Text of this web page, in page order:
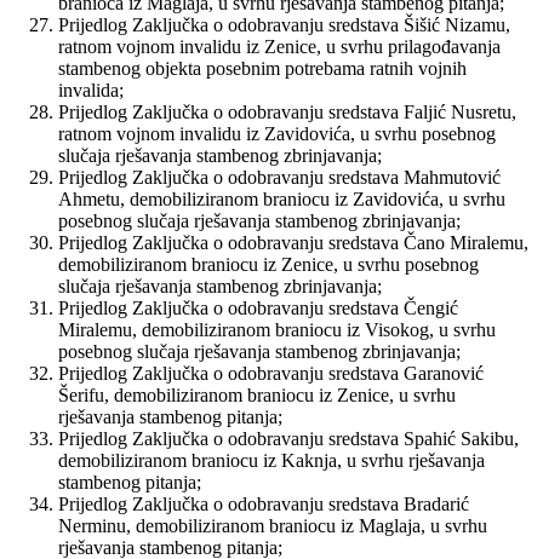
Prijedlog Zaključka o odobravanju sredstava Šišić Nizamu,
ratnom vojnom invalidu iz Zenice, u svrhu prilagođavanja
stambenog objekta posebnim potrebama ratnih vojnih
invalida;
Prijedlog Zaključka o odobravanju sredstava Faljić Nusretu,
ratnom vojnom invalidu iz Zavidovića, u svrhu posebnog
slučaja rješavanja stambenog zbrinjavanja;
Prijedlog Zaključka o odobravanju sredstava Mahmutović
Ahmetu, demobiliziranom braniocu iz Zavidovića, u svrhu
posebnog slučaja rješavanja stambenog zbrinjavanja;
Prijedlog Zaključka o odobravanju sredstava Čano Miralemu,
demobiliziranom braniocu iz Zenice, u svrhu posebnog
slučaja rješavanja stambenog zbrinjavanja;
Prijedlog Zaključka o odobravanju sredstava Čengić
Miralemu, demobiliziranom braniocu iz Visokog, u svrhu
posebnog slučaja rješavanja stambenog zbrinjavanja;
Prijedlog Zaključka o odobravanju sredstava Garanović
Šerifu, demobiliziranom braniocu iz Zenice, u svrhu
rješavanja stambenog pitanja;
Prijedlog Zaključka o odobravanju sredstava Spahić Sakibu,
demobiliziranom braniocu iz Kaknja, u svrhu rješavanja
stambenog pitanja;
Prijedlog Zaključka o odobravanju sredstava Bradarić
Nerminu, demobiliziranom braniocu iz Maglaja, u svrhu
rješavanja stambenog pitanja;